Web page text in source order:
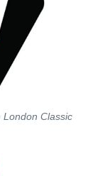
London Classic